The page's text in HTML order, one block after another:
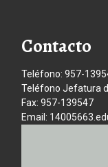
Contacto
Teléfono: 957-
Teléfono Jefatura
Fax: 957-139547
Email: